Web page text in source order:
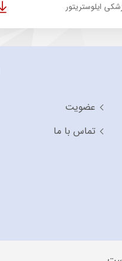
ایلوستریتور
عضویت
تماس با ما